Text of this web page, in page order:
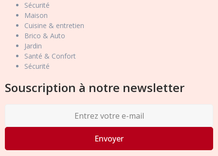
Sécurité
Maison
Cuisine & entretien
Brico & Auto
Jardin
Santé & Confort
Sécurité
Souscription à notre newsletter
Envoyer